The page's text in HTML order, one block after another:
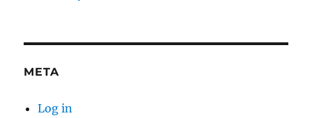
META
Log in